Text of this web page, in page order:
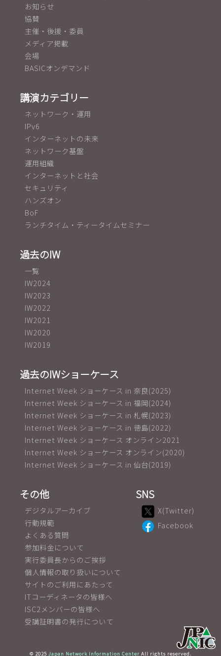
お知らせ
協賛
主催・後援・委員
メディア掲載
会場
BASICオンデマンド
講演カテゴリー
ネットワーク・運用
IPv6
インターネットの未来
ネットワーク基盤
運用組織
インターネットと社会
セキュリティ
ハンズオン
BoF
ランチタイム・ティータイムセミナー
過去のIW
一覧
IW2024
IW2023
IW2022
IW2021
IW2020
IW2019
過去のIWショーケース
Internet Week ショーケース in 奈良(2025)
Internet Week ショーケース in 福岡(2024)
Internet Week ショーケース in 札幌(2023)
Internet Week ショーケース in 徳島(2022)
Internet Week ショーケース オンライン2021
Internet Week ショーケース オンライン(2020)
Internet Week ショーケース in 仙台(2019)
その他
デジタルアーカイブ
行動規範
よくある質問
参加料金について
実行委員長からのご挨拶
個人情報の取り扱いについて
サイトのご利用にあたって
ITコーディネータの皆様へ
ISC2メンバーの皆様へ
受講証明書の発行について
SNS
X(Twitter)
Facebook
© 2025 Japan Network Information Center All rights reserved.